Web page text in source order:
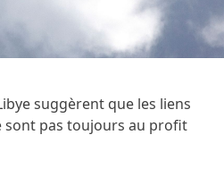
suggèrent que les liens
sont pas toujours au profit